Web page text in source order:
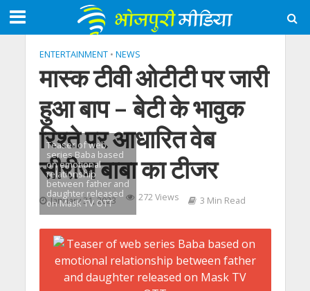
ENTERTAINMENT • NEWS
मास्क टीवी ओटीटी पर जारी
हुआ बाप – बेटी के भावुक
रिश्ते पर आधारित वेब
सीरीज बाबा का टीजर
January 31, 2023 272 Views 3 Min Read
Teaser of web
series Baba based
on emotional
relationship
between father and
daughter released
on Mask TV OTT